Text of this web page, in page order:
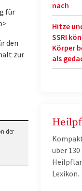
für
den
zur
der
nach
Hitze
SSRI
Körper
als
über
Lexikon.